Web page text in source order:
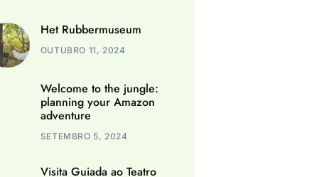
Het Rubbermuseum
OUTUBRO 11, 2024
Welcome to the jungle:
planning your Amazon
adventure
SETEMBRO 5, 2024
Visita Guiada ao Teatro